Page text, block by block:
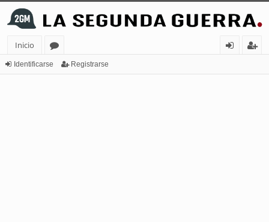
Inicio
or
Identificarse Registrarse